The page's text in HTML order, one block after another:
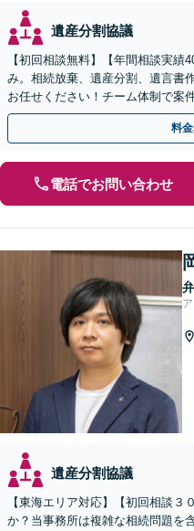
遺産分割協議
【初回相談無料】【年間相談実
み。相続放棄、遺産分割、遺言書
お任せください！チーム体制で案
の解決を目指します【堅田駅4分
料
電話でお問い合わせ
遺産分割協議
【東海エリア対応】【初回相談
か？当事務所は複雑な相続問題を